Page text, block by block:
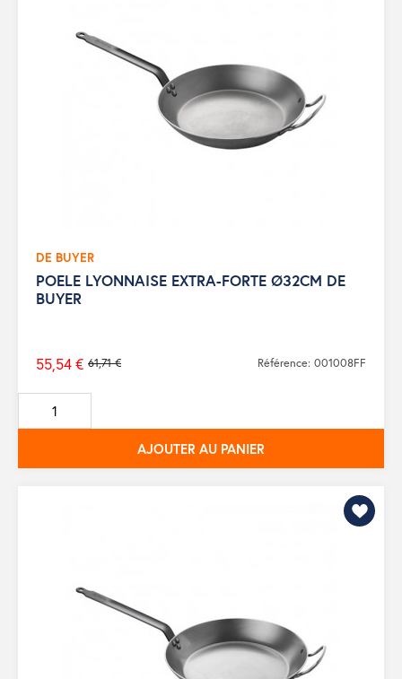
DE BUYER
POELE LYONNAISE EXTRA-FORTE Ø32CM DE
BUYER
Prix
de
base
61,71 €
55,54 € Référence: 001008FF
AJOUTER AU PANIER